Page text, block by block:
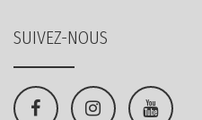
SUIVEZ-NOUS